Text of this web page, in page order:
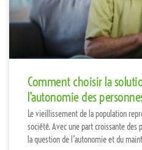
Comment choisir la
l’autonomie des
Le vieillissement de la population
société. Avec une part croissante des
la question de l’autonomie et du